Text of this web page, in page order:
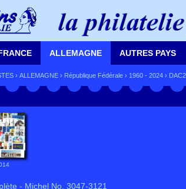
ALLEMAGNE AUTRES PAYS
› ALLEMAGNE › République Fédérale › 1960 - 2024 ›
- Michel No. 3047-3121